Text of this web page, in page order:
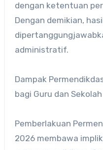
dengan ketentuan
Dengan demikian,
administratif.
Dampak
bagi Guru dan Sekolah
Pemberlakuan
2026 membawa